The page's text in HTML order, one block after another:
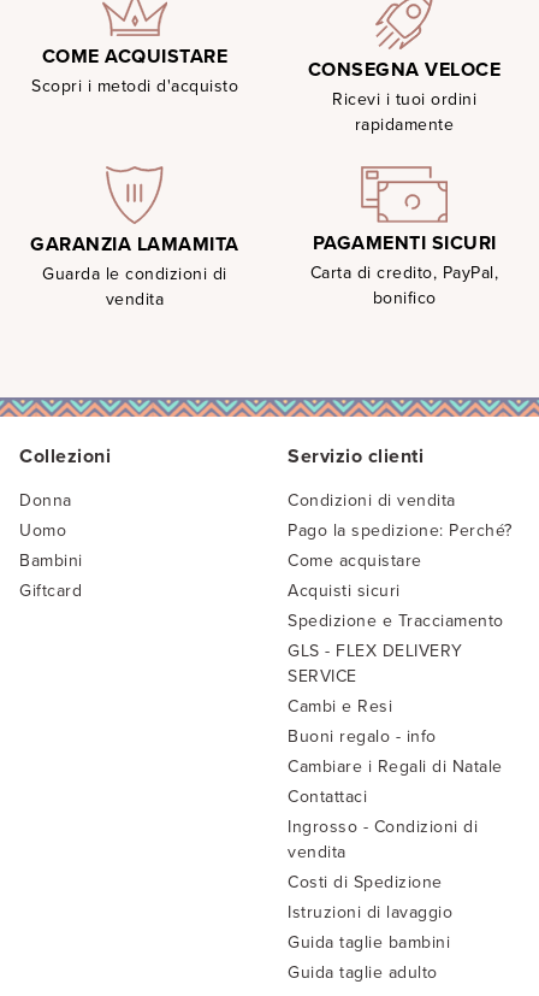
COME ACQUISTARE
Scopri i metodi d'acquisto
CONSEGNA VELOCE
Ricevi i tuoi ordini
rapidamente
GARANZIA LAMAMITA
Guarda le condizioni di
vendita
PAGAMENTI SICURI
Carta di credito, PayPal,
bonifico
Collezioni
Donna
Uomo
Bambini
Giftcard
Servizio clienti
Condizioni di vendita
Pago la spedizione: Perché?
Come acquistare
Acquisti sicuri
Spedizione e Tracciamento
GLS - FLEX DELIVERY
SERVICE
Cambi e Resi
Buoni regalo - info
Cambiare i Regali di Natale
Contattaci
Ingrosso - Condizioni di
vendita
Costi di Spedizione
Istruzioni di lavaggio
Guida taglie bambini
Guida taglie adulto